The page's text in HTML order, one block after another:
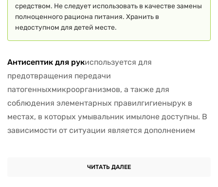
средством. Не следует использовать в качестве замены
полноценного рациона питания. Хранить в
недоступном для детей месте.
Антисептик для рукиспользуется для
предотвращения передачи
патогенныхмикроорганизмов, а также для
соблюдения элементарных правилгигиенырук в
местах, в которых умывальник имылоне доступны. В
зависимости от ситуации является дополнением
Обладает антимикробной активностью в отношении
ЧИТАТЬ ДАЛЕЕ